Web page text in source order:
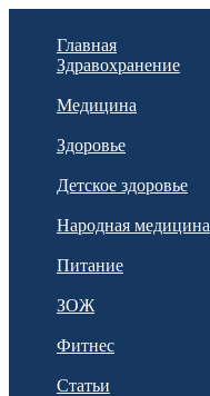
Главная
Здравохранение
Медицина
Здоровье
Детское здоровье
Народная медицина
Питание
ЗОЖ
Фитнес
Статьи